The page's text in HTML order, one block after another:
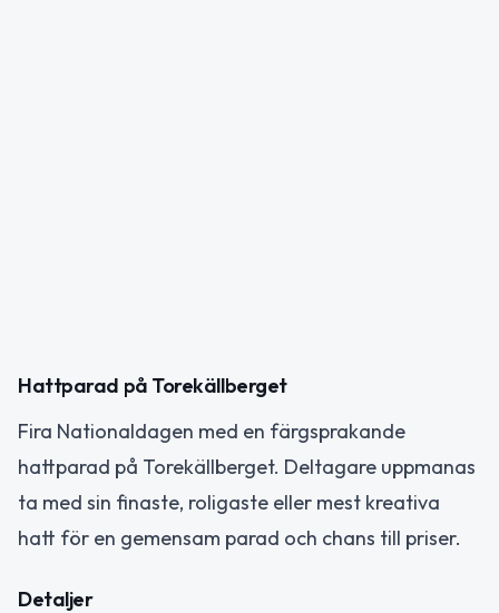
Hattparad på Torekällberget
Fira Nationaldagen med en färgsprakande
hattparad på Torekällberget. Deltagare uppmanas
ta med sin finaste, roligaste eller mest kreativa
hatt för en gemensam parad och chans till priser.
Detaljer